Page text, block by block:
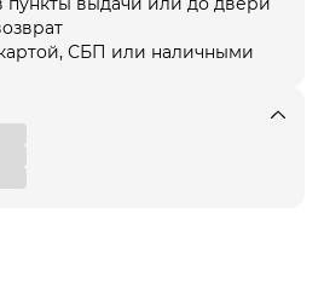
СБП или наличными